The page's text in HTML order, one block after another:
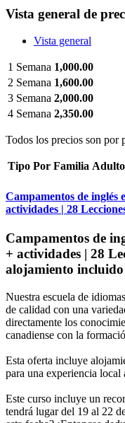
Vista general de
Vista general
1 Semana 1,000.00
2 Semana 1,600.00
3 Semana 2,000.00
4 Semana 2,350.00
Todos los precios son por
Tipo Por Familia
Campamentos de inglés
actividades | 28
Campamentos de
+ actividades | 28
alojamiento incluido
Nuestra escuela de
de calidad con una
directamente los
canadiense con la
Esta oferta incluye
para una experiencia local
Este curso incluye un
tendrá lugar del 19 al 22